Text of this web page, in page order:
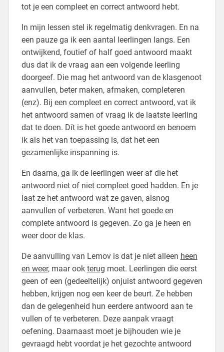
tot je een compleet en correct antwoord hebt.
In mijn lessen stel ik regelmatig denkvragen. En na
een pauze ga ik een aantal leerlingen langs. Een
ontwijkend, foutief of half goed antwoord maakt
dus dat ik de vraag aan een volgende leerling
doorgeef. Die mag het antwoord van de klasgenoot
aanvullen, beter maken, afmaken, completeren
(enz). Bij een compleet en correct antwoord, vat ik
het antwoord samen of vraag ik de laatste leerling
dat te doen. Dít is het goede antwoord en benoem
ik als het van toepassing is, dat het een
gezamenlijke inspanning is.
En daarna, ga ik de leerlingen weer af die het
antwoord niet of niet compleet goed hadden. En je
laat ze het antwoord wat ze gaven, alsnog
aanvullen of verbeteren. Want het goede en
complete antwoord is gegeven. Zo ga je heen en
weer door de klas.
De aanvulling van Lemov is dat je niet alleen heen
en weer, maar ook terug moet. Leerlingen die eerst
geen of een (gedeeltelijk) onjuist antwoord gegeven
hebben, krijgen nog een keer de beurt. Ze hebben
dan de gelegenheid hun eerdere antwoord aan te
vullen of te verbeteren. Deze aanpak vraagt
oefening. Daarnaast moet je bijhouden wie je
gevraagd hebt voordat je het gezochte antwoord